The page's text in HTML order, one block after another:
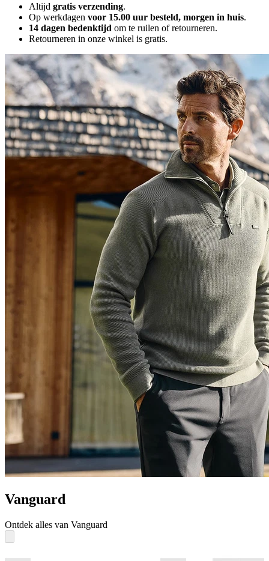
Altijd gratis verzending.
Op werkdagen voor 15.00 uur besteld, morgen in huis.
14 dagen bedenktijd om te ruilen of retourneren.
Retourneren in onze winkel is gratis.
Vanguard
Ontdek alles van Vanguard